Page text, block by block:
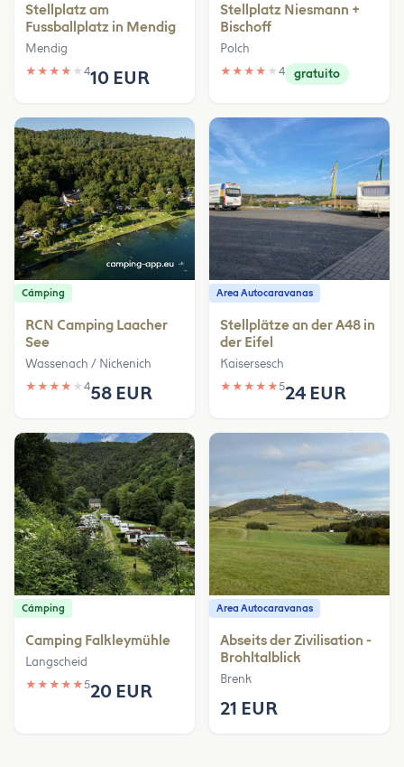
Stellplatz am
Fussballplatz in Mendig
Mendig
★ ★ ★ ★ ★ 410 EUR
Stellplatz Niesmann +
Bischoff
Polch
★ ★ ★ ★ ★ 4 gratuito
Cámping
RCN Camping Laacher
See
Wassenach / Nickenich
★ ★ ★ ★ ★ 458 EUR
Area Autocaravanas
Stellplätze an der A48 in
der Eifel
Kaisersesch
★ ★ ★ ★ ★524 EUR
Cámping
Camping Falkleymühle
Langscheid
★ ★ ★ ★ ★520 EUR
Area Autocaravanas
Abseits der Zivilisation -
Brohltalblick
Brenk
21 EUR